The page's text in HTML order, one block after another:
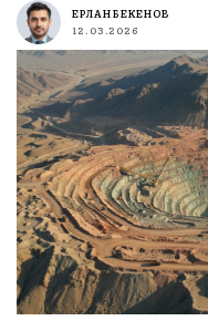
ЕРЛАН БЕКЕНОВ
12.03.2026